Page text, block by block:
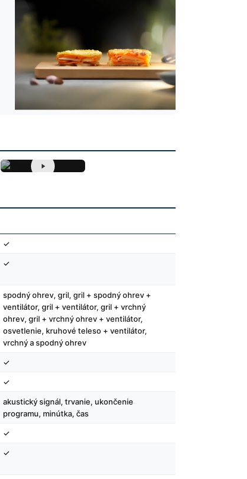
✓
✓
spodný ohrev, gril, gril + spodný ohrev +
ventilátor, gril + ventilátor, gril + vrchný
ohrev, gril + vrchný ohrev + ventilátor,
osvetlenie, kruhové teleso + ventilátor,
vrchný a spodný ohrev
✓
✓
akustický signál, trvanie, ukončenie
programu, minútka, čas
✓
✓